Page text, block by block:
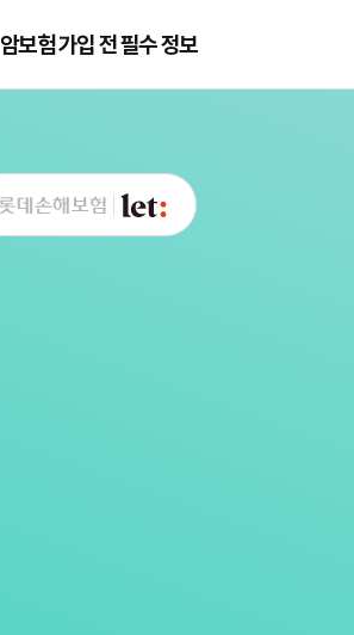
암보험 가입 전 필수 정보